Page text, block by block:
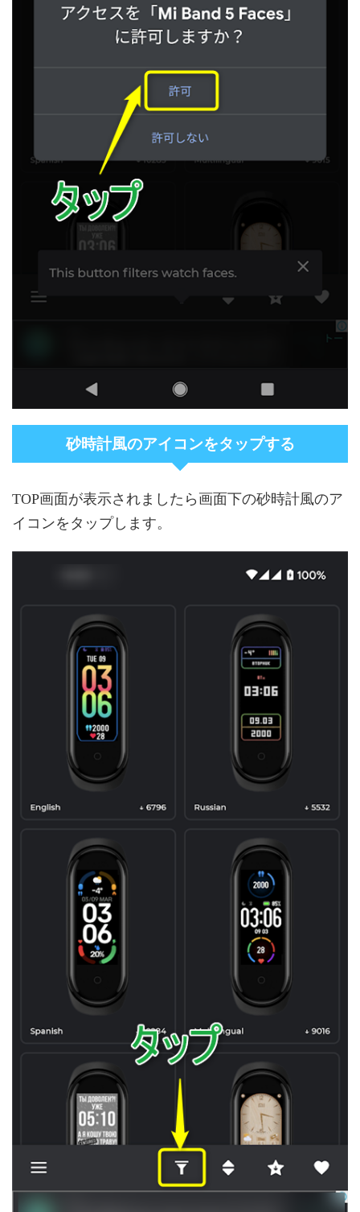
砂時計風のアイコンをタップする
TOP画面が表示されましたら画面下の砂時計風のア
イコンをタップします。